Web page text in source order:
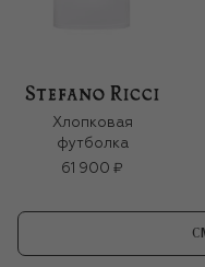
Хлопковая
футболка
61 900 ₽